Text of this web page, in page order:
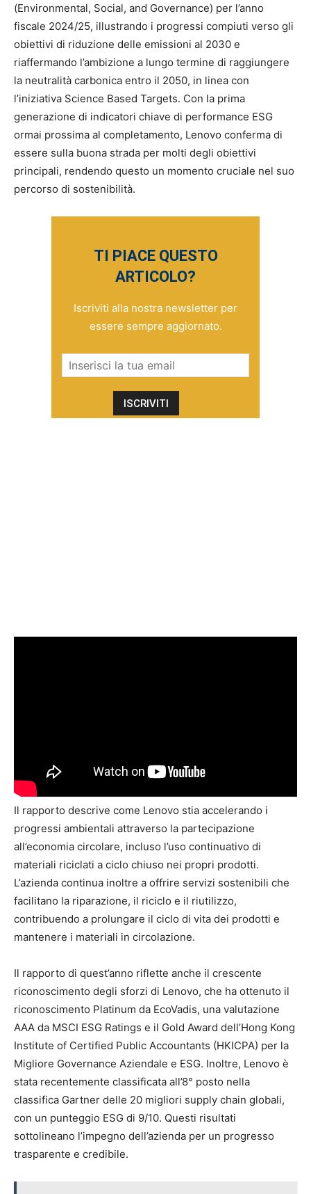
(Environmental, Social, and Governance) per l’anno
fiscale 2024/25, illustrando i progressi compiuti verso gli
obiettivi di riduzione delle emissioni al 2030 e
riaffermando l’ambizione a lungo termine di raggiungere
la neutralità carbonica entro il 2050, in linea con
l’iniziativa Science Based Targets. Con la prima
generazione di indicatori chiave di performance ESG
ormai prossima al completamento, Lenovo conferma di
essere sulla buona strada per molti degli obiettivi
principali, rendendo questo un momento cruciale nel suo
percorso di sostenibilità.
TI PIACE QUESTO
ARTICOLO?
Iscriviti alla nostra newsletter per
essere sempre aggiornato.
Il rapporto descrive come Lenovo stia accelerando i
progressi ambientali attraverso la partecipazione
all’economia circolare, incluso l’uso continuativo di
materiali riciclati a ciclo chiuso nei propri prodotti.
L’azienda continua inoltre a offrire servizi sostenibili che
facilitano la riparazione, il riciclo e il riutilizzo,
contribuendo a prolungare il ciclo di vita dei prodotti e
mantenere i materiali in circolazione.
Il rapporto di quest’anno riflette anche il crescente
riconoscimento degli sforzi di Lenovo, che ha ottenuto il
riconoscimento Platinum da EcoVadis, una valutazione
AAA da MSCI ESG Ratings e il Gold Award dell’Hong Kong
Institute of Certified Public Accountants (HKICPA) per la
Migliore Governance Aziendale e ESG. Inoltre, Lenovo è
stata recentemente classificata all’8° posto nella
classifica Gartner delle 20 migliori supply chain globali,
con un punteggio ESG di 9/10. Questi risultati
sottolineano l’impegno dell’azienda per un progresso
trasparente e credibile.